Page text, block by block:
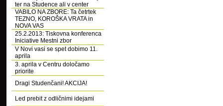
ter na Studence ali v center
VABILO NA ZBORE: Ta četrtek
TEZNO, KOROŠKA VRATA in
NOVA VAS
25.2.2013: Tiskovna konferenca
Iniciative Mestni zbor
V Novi vasi se spet dobimo 11.
aprila
3. aprila v Centru določamo
priorite
Dragi Studenčani! AKCIJA!
Led prebit z odličnimi idejami